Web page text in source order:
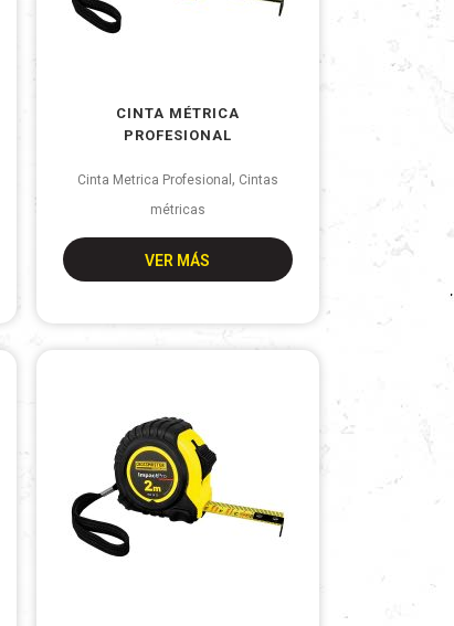
CINTA MÉTRICA
PROFESIONAL
Cinta Metrica Profesional , Cintas
métricas
VER MÁS